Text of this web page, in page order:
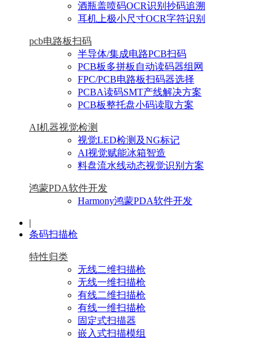
酒瓶盖喷码OCR识别抄码追溯
耳机上极小尺寸OCR字符识别
pcb电路板扫码
半导体/集成电路PCB扫码
PCB板多拼板自动读码器组网
FPC/PCB电路板扫码器选择
PCBA读码SMT产线解决方案
PCB板整托盘小码读取方案
AI机器视觉检测
视觉LED检测及NG标记
AI视觉赋能冰箱智造
料盘流水线动态视觉识别方案
鸿蒙PDA软件开发
Harmony鸿蒙PDA软件开发
|
条码扫描枪
特性归类
无线二维扫描枪
无线一维扫描枪
有线二维扫描枪
有线一维扫描枪
固定式扫描器
嵌入式扫描模组